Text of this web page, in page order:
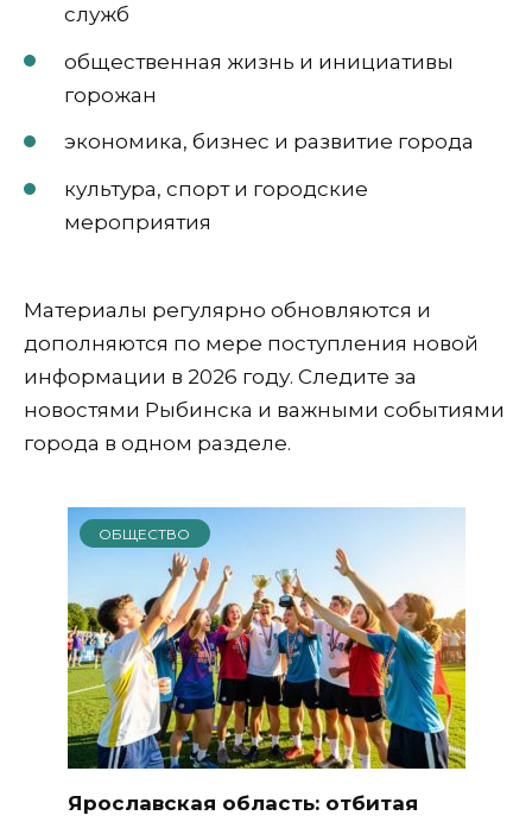
служб
общественная жизнь и инициативы
горожан
экономика, бизнес и развитие города
культура, спорт и городские
мероприятия
Материалы регулярно обновляются и
дополняются по мере поступления новой
информации в 2026 году. Следите за
новостями Рыбинска и важными событиями
города в одном разделе.
ОБЩЕСТВО
Ярославская область: отбитая